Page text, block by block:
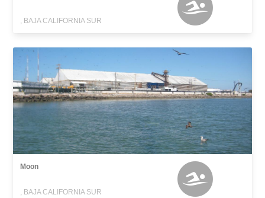
, BAJA CALIFORNIA SUR
Moon
, BAJA CALIFORNIA SUR